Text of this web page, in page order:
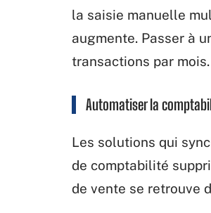
la saisie manuelle
augmente. Passer à
transactions par mois.
Automatiser la
Les solutions qui
de comptabilité
de vente se retrouve